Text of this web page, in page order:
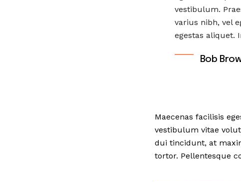
vestibulum.
varius nibh, vel
egestas aliquet.
Bob
Maecenas facilisis
vestibulum vitae
dui tincidunt, at
tortor. Pellentesque